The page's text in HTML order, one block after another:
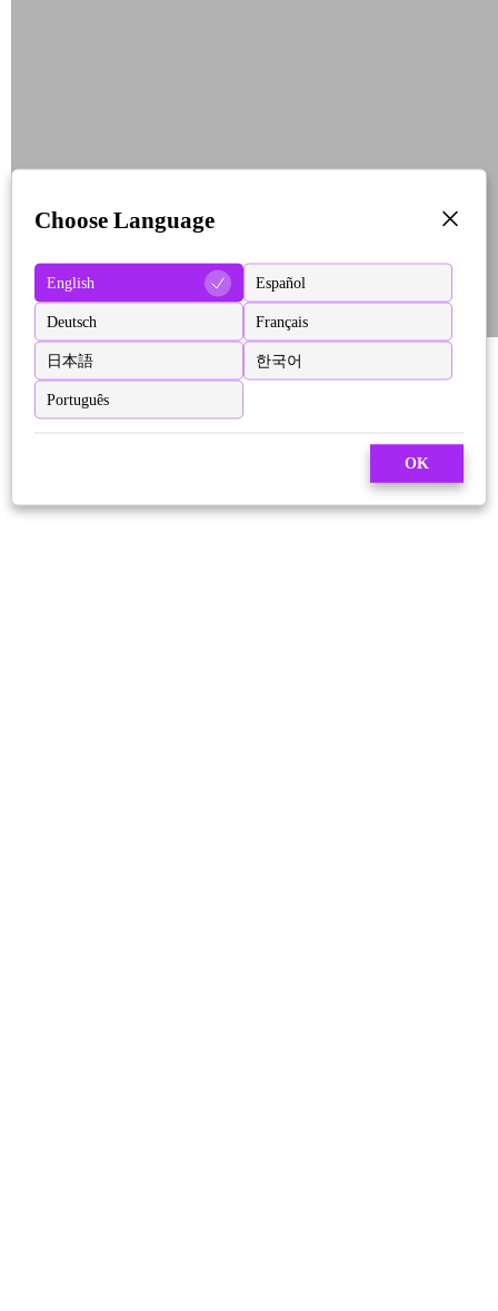
Choose Language
English Español
Deutsch Français
日本語 한국어
Português
OK